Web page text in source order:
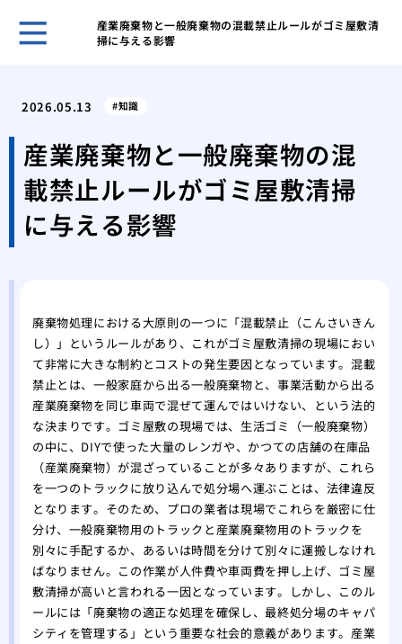
産業廃棄物と一般廃棄物の混載禁止ルールがゴミ屋敷清
掃に与える影響
ゴ
が
ゴ
家
2026.05.13 知識
産業廃棄物と一般廃棄物の混
載禁止ルールがゴミ屋敷清掃
に与える影響
廃棄物処理における大原則の一つに「混載禁止（こんさいきん
し）」というルールがあり、これがゴミ屋敷清掃の現場におい
て非常に大きな制約とコストの発生要因となっています。混載
禁止とは、一般家庭から出る一般廃棄物と、事業活動から出る
産業廃棄物を同じ車両で混ぜて運んではいけない、という法的
な決まりです。ゴミ屋敷の現場では、生活ゴミ（一般廃棄物）
の中に、DIYで使った大量のレンガや、かつての店舗の在庫品
（産業廃棄物）が混ざっていることが多々ありますが、これら
を一つのトラックに放り込んで処分場へ運ぶことは、法律違反
となります。そのため、プロの業者は現場でこれらを厳密に仕
分け、一般廃棄物用のトラックと産業廃棄物用のトラックを
別々に手配するか、あるいは時間を分けて別々に運搬しなけれ
ばなりません。この作業が人件費や車両費を押し上げ、ゴミ屋
敷清掃が高いと言われる一因となっています。しかし、このル
ールには「廃棄物の適正な処理を確保し、最終処分場のキャパ
シティを管理する」という重要な社会的意義があります。産業